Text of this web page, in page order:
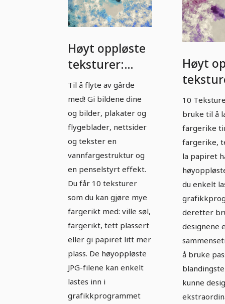
Høyt oppløste
teksturer:
Akvarell -
Versjon 1
Til å flyte av gårde
med! Gi bildene dine
og bilder, plakater og
flygeblader, nettsider
og tekster en
vannfargestruktur og
en penselstyrt effekt.
Du får 10 teksturer
som du kan gjøre mye
fargerikt med: ville søl,
fargerikt, tett plassert
eller gi papiret litt mer
plass. De høyoppløste
JPG-filene kan enkelt
lastes inn i
grafikkprogrammet
Høyt
10
bruke til å
fargerike
fargerike,
la papiret
du enkelt
deretter
designene
å bruke
kunne